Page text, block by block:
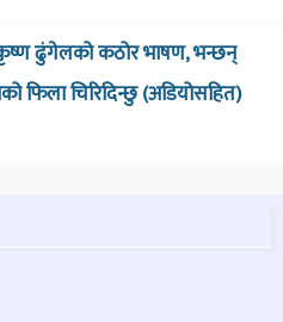
ढुंगेलको कठोर भाषण, भन्छन्
फिला चिरिदिन्छु (अडियोसहित)